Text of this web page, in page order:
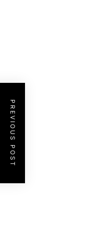
PREVIOUS POST